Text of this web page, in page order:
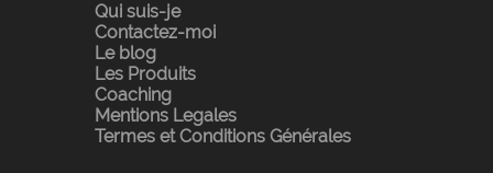
Qui suis-je
Contactez-moi
Le blog
Les Produits
Coaching
Mentions Legales
Termes et Conditions Générales